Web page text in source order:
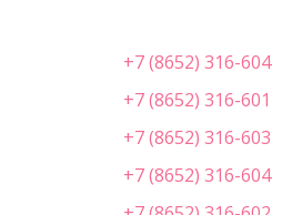
+7 (8652) 316-604
+7 (8652) 316-601
+7 (8652) 316-603
+7 (8652) 316-604